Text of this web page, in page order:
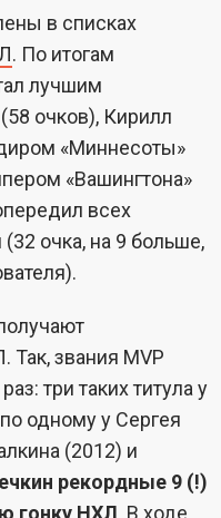
в списках
. По итогам
лучшим
очков), Кирилл
«Миннесоты»
«Вашингтона»
всех
очка, на 9 больше,
звания MVP
три таких титула у
одному у Сергея
(2012) и
рекордные 9 (!)
гонку НХЛ . В ходе